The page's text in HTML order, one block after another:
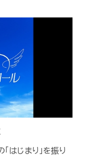
はじまり」を振り